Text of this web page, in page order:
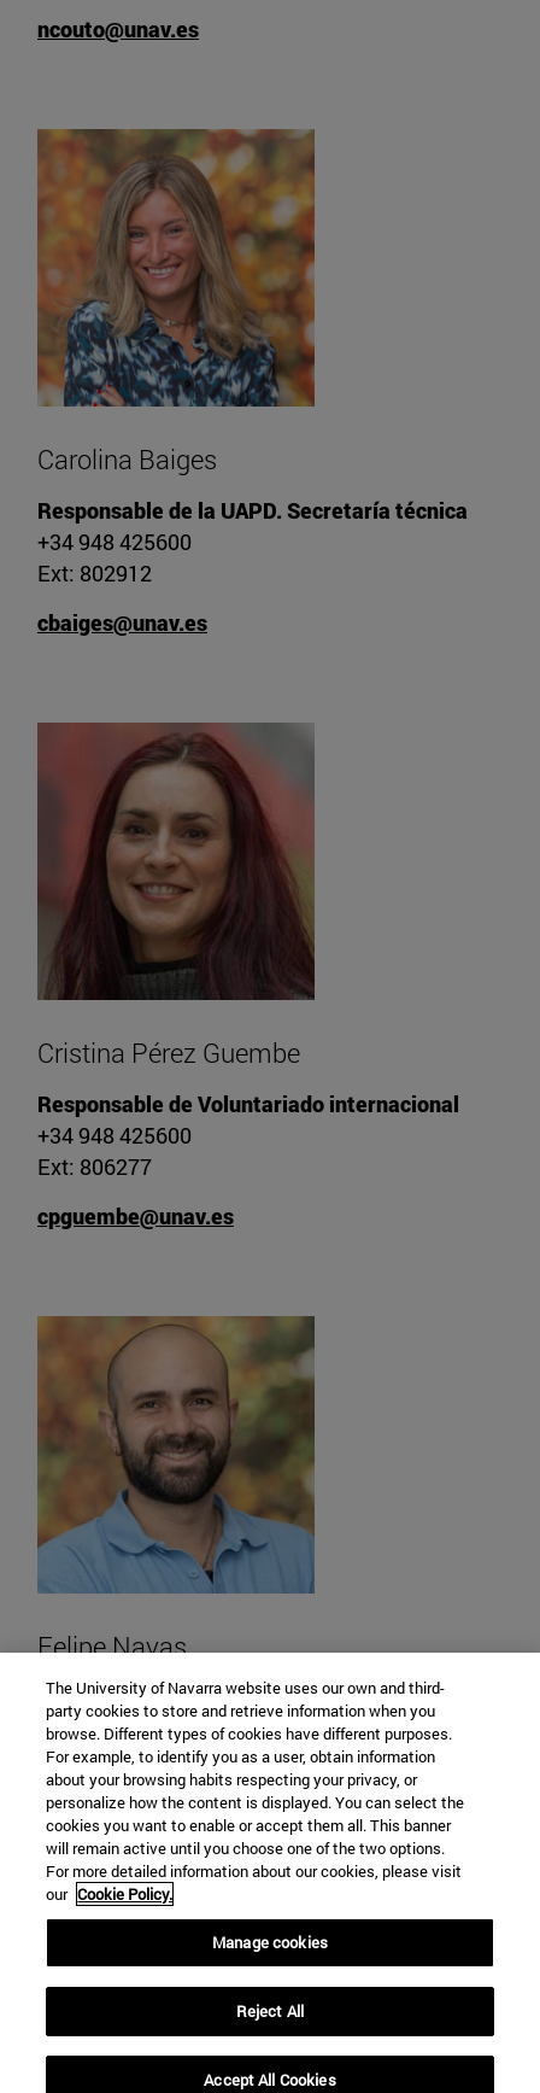
ncouto@unav.es
Carolina Baiges
Responsable de la UAPD. Secretaría técnica
+34 948 425600
Ext: 802912
cbaiges@unav.es
Cristina Pérez Guembe
Responsable de Voluntariado internacional
+34 948 425600
Ext: 806277
cpguembe@unav.es
Felipe Navas
Responsable de comunicación
+34 948 425600
Ext: 802968
fnavasmarti@alumni.unav.es
Campus Universitario s/n
Pamplona31009Navarra España
The University of Navarra website uses our own and third-
party cookies to store and retrieve information when you
browse. Different types of cookies have different purposes.
For example, to identify you as a user, obtain information
about your browsing habits respecting your privacy, or
personalize how the content is displayed. You can select the
cookies you want to enable or accept them all. This banner
will remain active until you choose one of the two options.
For more detailed information about our cookies, please visit
our Cookie Policy.
Manage cookies
Reject All
Accept All Cookies